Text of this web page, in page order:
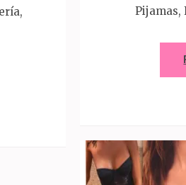
Pijamas,